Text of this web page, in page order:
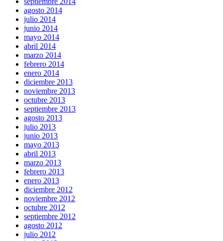
agosto 2014
julio 2014
junio 2014
mayo 2014
abril 2014
marzo 2014
febrero 2014
enero 2014
diciembre 2013
noviembre 2013
octubre 2013
septiembre 2013
agosto 2013
julio 2013
junio 2013
mayo 2013
abril 2013
marzo 2013
febrero 2013
enero 2013
diciembre 2012
noviembre 2012
octubre 2012
septiembre 2012
agosto 2012
julio 2012